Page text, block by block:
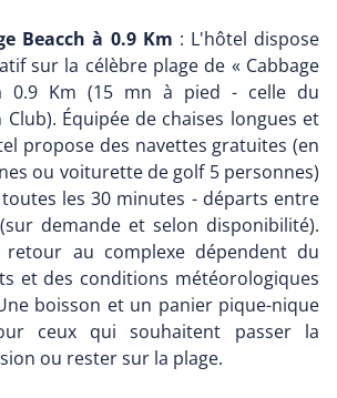
Beacch à 0.9 Km : L'hôtel dispose
sur la célèbre plage de « Cabbage
0.9 Km (15 mn à pied - celle du
Club). Équipée de chaises longues et
propose des navettes gratuites (en
ou voiturette de golf 5 personnes)
les 30 minutes - départs entre
demande et selon disponibilité).
retour au complexe dépendent du
et des conditions météorologiques
boisson et un panier pique-nique
ceux qui souhaitent passer la
ou rester sur la plage.